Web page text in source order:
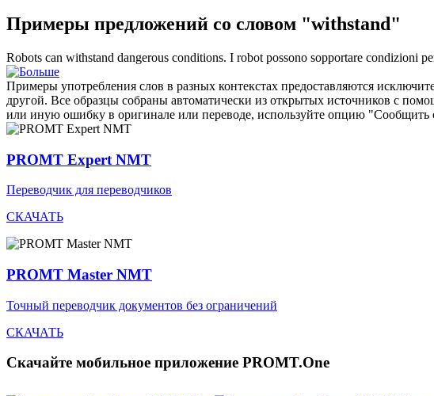
Примеры предложений со словом "withstand"
Robots can withstand dangerous conditions. I robot possono sopportare condizioni
Примеры употребления слов в разных контекстах предоставляются
другой. Все образцы собраны автоматически из открытых источников с
или иную ошибку в оригинале или переводе, используйте опцию "Сообщить
PROMT Expert NMT
Переводчик для переводчиков
СКАЧАТЬ
PROMT Master NMT
Точный переводчик документов без ограничений
СКАЧАТЬ
Скачайте мобильное приложение PROMT.One